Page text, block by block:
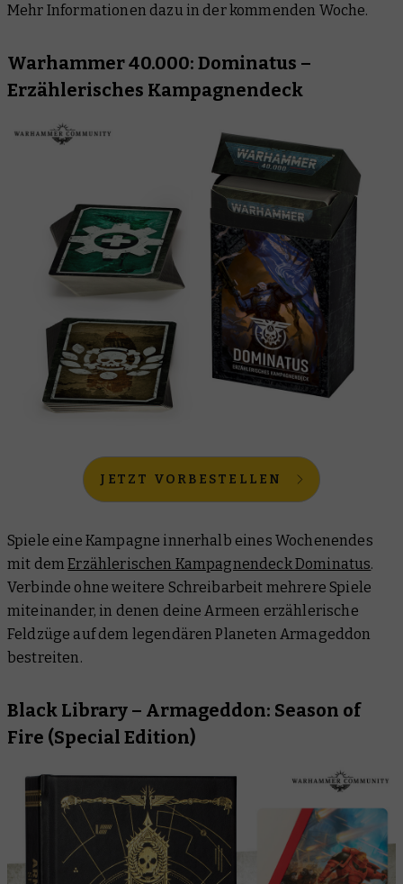
Mehr Informationen dazu in der kommenden Woche.
Warhammer 40.000: Dominatus –
Erzählerisches Kampagnendeck
JETZT VORBESTELLEN
Spiele eine Kampagne innerhalb eines Wochenendes
mit demErzählerischen Kampagnendeck Dominatus.
Verbinde ohne weitere Schreibarbeit mehrere Spiele
miteinander, in denen deine Armeen erzählerische
Feldzüge auf dem legendären Planeten Armageddon
bestreiten.
Black Library – Armageddon: Season of
Fire (Special Edition)